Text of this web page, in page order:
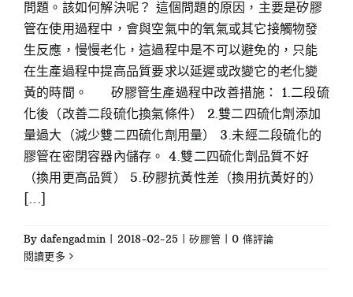
問題。該如何解決呢？ 這個問題的原因，主要是矽膠
管在使用過程中，會與空氣中的氧氣或其它接觸物發
生反應，慢慢老化，這過程中是不可以避免的，只能
在生產過程中提高品質要求以延遲或改變它的老化變
黃的時間。 矽膠管生產過程中改善措施： 1.二段硫
化後（改善二段硫化換氣條件） 2.雙二四硫化劑添加
量過大（減少雙二四硫化劑用量） 3.未經二段硫化的
膠管在密閉容器內儲存。 4.雙二四硫化劑品質不好
（換用更高品質） 5.矽膠抗黃性差（換用抗黃好的）
[...]
By dafengadmin 2018-02-25 矽膠管
0 條評論
閱讀更多